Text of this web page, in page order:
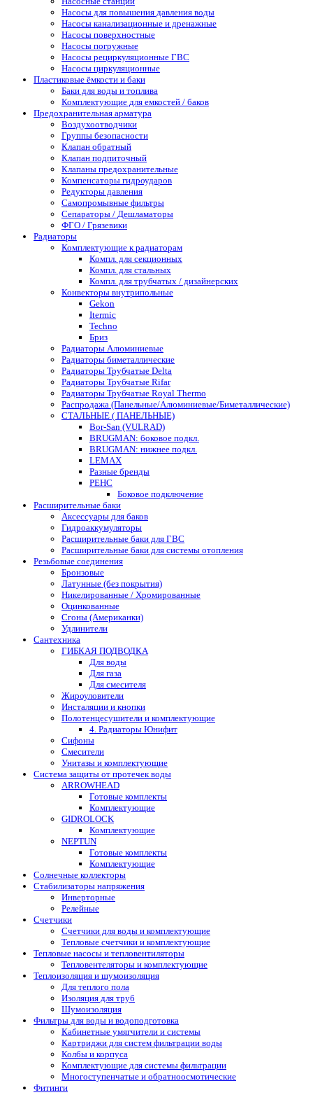
Насосы для повышения давления воды
Насосы канализационные и дренажные
Насосы поверхностные
Насосы погружные
Насосы рециркуляционные ГВС
Насосы циркуляционные
Пластиковые ёмкости и баки
Баки для воды и топлива
Комплектующие для емкостей / баков
Предохранительная арматура
Воздухоотводчики
Группы безопасности
Клапан обратный
Клапан подпиточный
Клапаны предохранительные
Компенсаторы гидроударов
Редукторы давления
Самопромывные фильтры
Сепараторы / Дешламаторы
ФГО / Грязевики
Радиаторы
Комплектующие к радиаторам
Компл. для секционных
Компл. для стальных
Компл. для трубчатых / дизайнерских
Конвекторы внутрипольные
Gekon
Itermic
Techno
Бриз
Радиаторы Алюминиевые
Радиаторы биметаллические
Радиаторы Трубчатые Delta
Радиаторы Трубчатые Rifar
Радиаторы Трубчатые Royal Thermo
Распродажа (Панельные/Алюминиевые/Биметаллические)
СТАЛЬНЫЕ ( ПАНЕЛЬНЫЕ)
Bor-San (VULRAD)
BRUGMAN: боковое подкл.
BRUGMAN: нижнее подкл.
LEMAX
Разные бренды
РЕНС
Боковое подключение
Расширительные баки
Аксессуары для баков
Гидроаккумуляторы
Расширительные баки для ГВС
Расширительные баки для системы отопления
Резьбовые соединения
Бронзовые
Латунные (без покрытия)
Никелированные / Хромированные
Оцинкованные
Сгоны (Американки)
Удлинители
Сантехника
ГИБКАЯ ПОДВОДКА
Для воды
Для газа
Для смесителя
Жироуловители
Инсталяции и кнопки
Полотенцесушители и комплектующие
4. Радиаторы Юнифит
Сифоны
Смесители
Унитазы и комплектующие
Система защиты от протечек воды
ARROWHEAD
Готовые комплекты
Комплектующие
GIDROLOCK
Комплектующие
NEPTUN
Готовые комплекты
Комплектующие
Солнечные коллекторы
Стабилизаторы напряжения
Инверторные
Релейные
Счетчики
Счетчики для воды и комплектующие
Тепловые счетчики и комплектующие
Тепловые насосы и тепловентиляторы
Тепловентеляторы и комплектующие
Теплоизоляция и шумоизоляция
Для теплого пола
Изоляция для труб
Шумоизоляция
Фильтры для воды и водоподготовка
Кабинетные умягчители и системы
Картриджи для систем фильтрации воды
Колбы и корпуса
Комплектующие для системы фильтрации
Многоступенчатые и обратноосмотические
Фитинги